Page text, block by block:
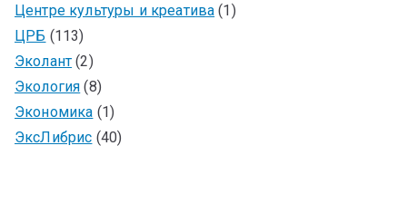
Центре культуры и креатива (1)
ЦРБ (113)
Эколант (2)
Экология (8)
Экономика (1)
ЭксЛибрис (40)